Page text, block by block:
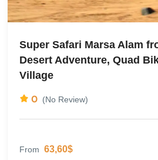
Super Safari Marsa Alam
Desert Adventure, Quad
Village
0 (No Review)
From 63,60$